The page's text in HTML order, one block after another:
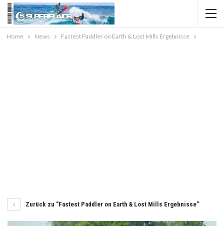
Home News Fastest Paddler on Earth & Lost Mills Ergebnisse
Zurück zu "Fastest Paddler on Earth & Lost Mills Ergebnisse"